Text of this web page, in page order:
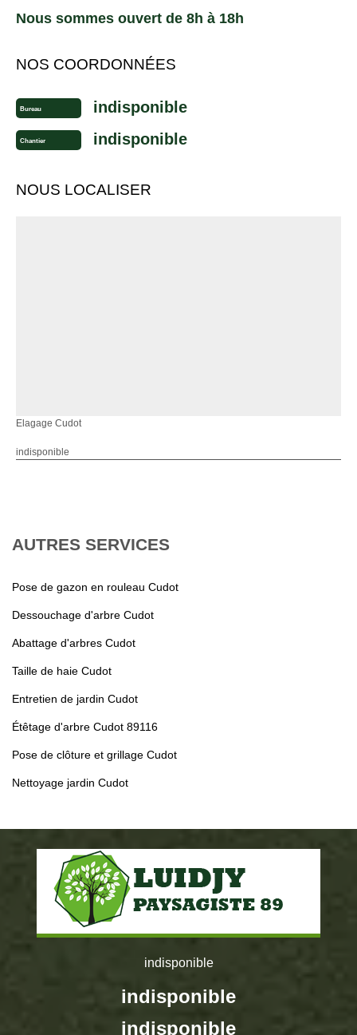
Nous sommes ouvert de 8h à 18h
NOS COORDONNÉES
Bureau indisponible
Chantier indisponible
NOUS LOCALISER
Elagage Cudot
indisponible
AUTRES SERVICES
Pose de gazon en rouleau Cudot
Dessouchage d'arbre Cudot
Abattage d'arbres Cudot
Taille de haie Cudot
Entretien de jardin Cudot
Étêtage d'arbre Cudot 89116
Pose de clôture et grillage Cudot
Nettoyage jardin Cudot
indisponible
indisponible
indisponible